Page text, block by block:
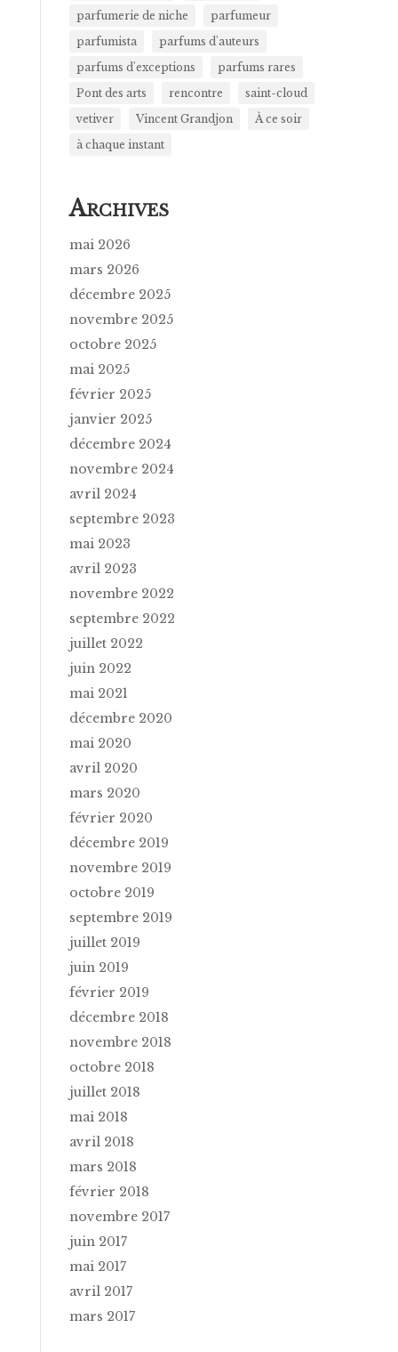
parfumerie de niche
parfumeur
parfumista
parfums d'auteurs
parfums d'exceptions
parfums rares
Pont des arts
rencontre
saint-cloud
vetiver
Vincent Grandjon
À ce soir
à chaque instant
ARCHIVES
mai 2026
mars 2026
décembre 2025
novembre 2025
octobre 2025
mai 2025
février 2025
janvier 2025
décembre 2024
novembre 2024
avril 2024
septembre 2023
mai 2023
avril 2023
novembre 2022
septembre 2022
juillet 2022
juin 2022
mai 2021
décembre 2020
mai 2020
avril 2020
mars 2020
février 2020
décembre 2019
novembre 2019
octobre 2019
septembre 2019
juillet 2019
juin 2019
février 2019
décembre 2018
novembre 2018
octobre 2018
juillet 2018
mai 2018
avril 2018
mars 2018
février 2018
novembre 2017
juin 2017
mai 2017
avril 2017
mars 2017